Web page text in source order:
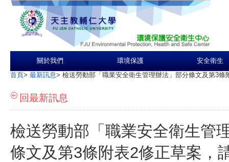
關於我們 環境保護 安全衛生
首頁> 最新訊息> 檢送勞動部「職業安全衛生管理辦法」部分條文及第3條
回最新訊息
檢送勞動部「職業安全衛生管
條文及第3條附表2修正草案，